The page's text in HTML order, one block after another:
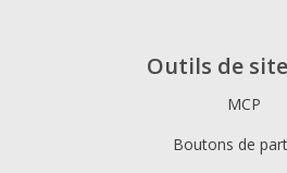
Outils de
MCP
Boutons de